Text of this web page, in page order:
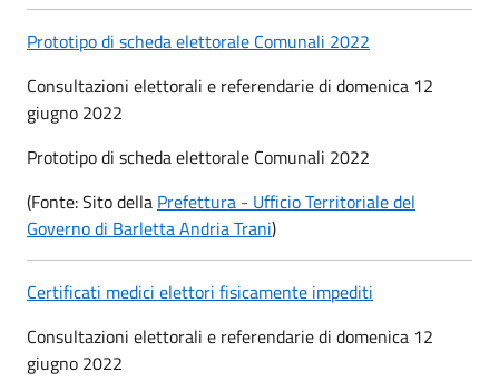
Prototipo di scheda elettorale Comunali 2022
Consultazioni elettorali e referendarie di domenica 12
giugno 2022
Prototipo di scheda elettorale Comunali 2022
(Fonte: Sito della Prefettura - Ufficio Territoriale del
Governo di Barletta Andria Trani)
Certificati medici elettori fisicamente impediti
Consultazioni elettorali e referendarie di domenica 12
giugno 2022